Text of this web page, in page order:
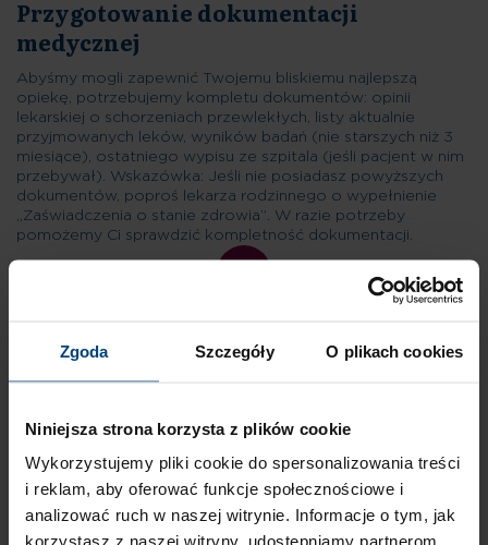
Zgoda Szczegóły O plikach cookies
Niniejsza strona korzysta z plików cookie
Wykorzystujemy pliki cookie do spersonalizowania treści
i reklam, aby oferować funkcje społecznościowe i
analizować ruch w naszej witrynie. Informacje o tym, jak
korzystasz z naszej witryny, udostępniamy partnerom
Abyśmy mogli zapewnić Twojemu bliskiemu najlepszą
opiekę, potrzebujemy kompletu dokumentów: opinii
lekarskiej o schorzeniach przewlekłych, listy aktualnie
przyjmowanych leków, wyników badań (nie starszych niż 3
miesiące), ostatniego wypisu ze szpitala (jeśli pacjent w nim
przebywał). Wskazówka: Jeśli nie posiadasz powyższych
dokumentów, poproś lekarza rodzinnego o wypełnienie
„Zaświadczenia o stanie zdrowia”. W razie potrzeby
pomożemy Ci sprawdzić kompletność dokumentacji.
Nasz zespół medyczny analizuje dokumentację, aby upewnić